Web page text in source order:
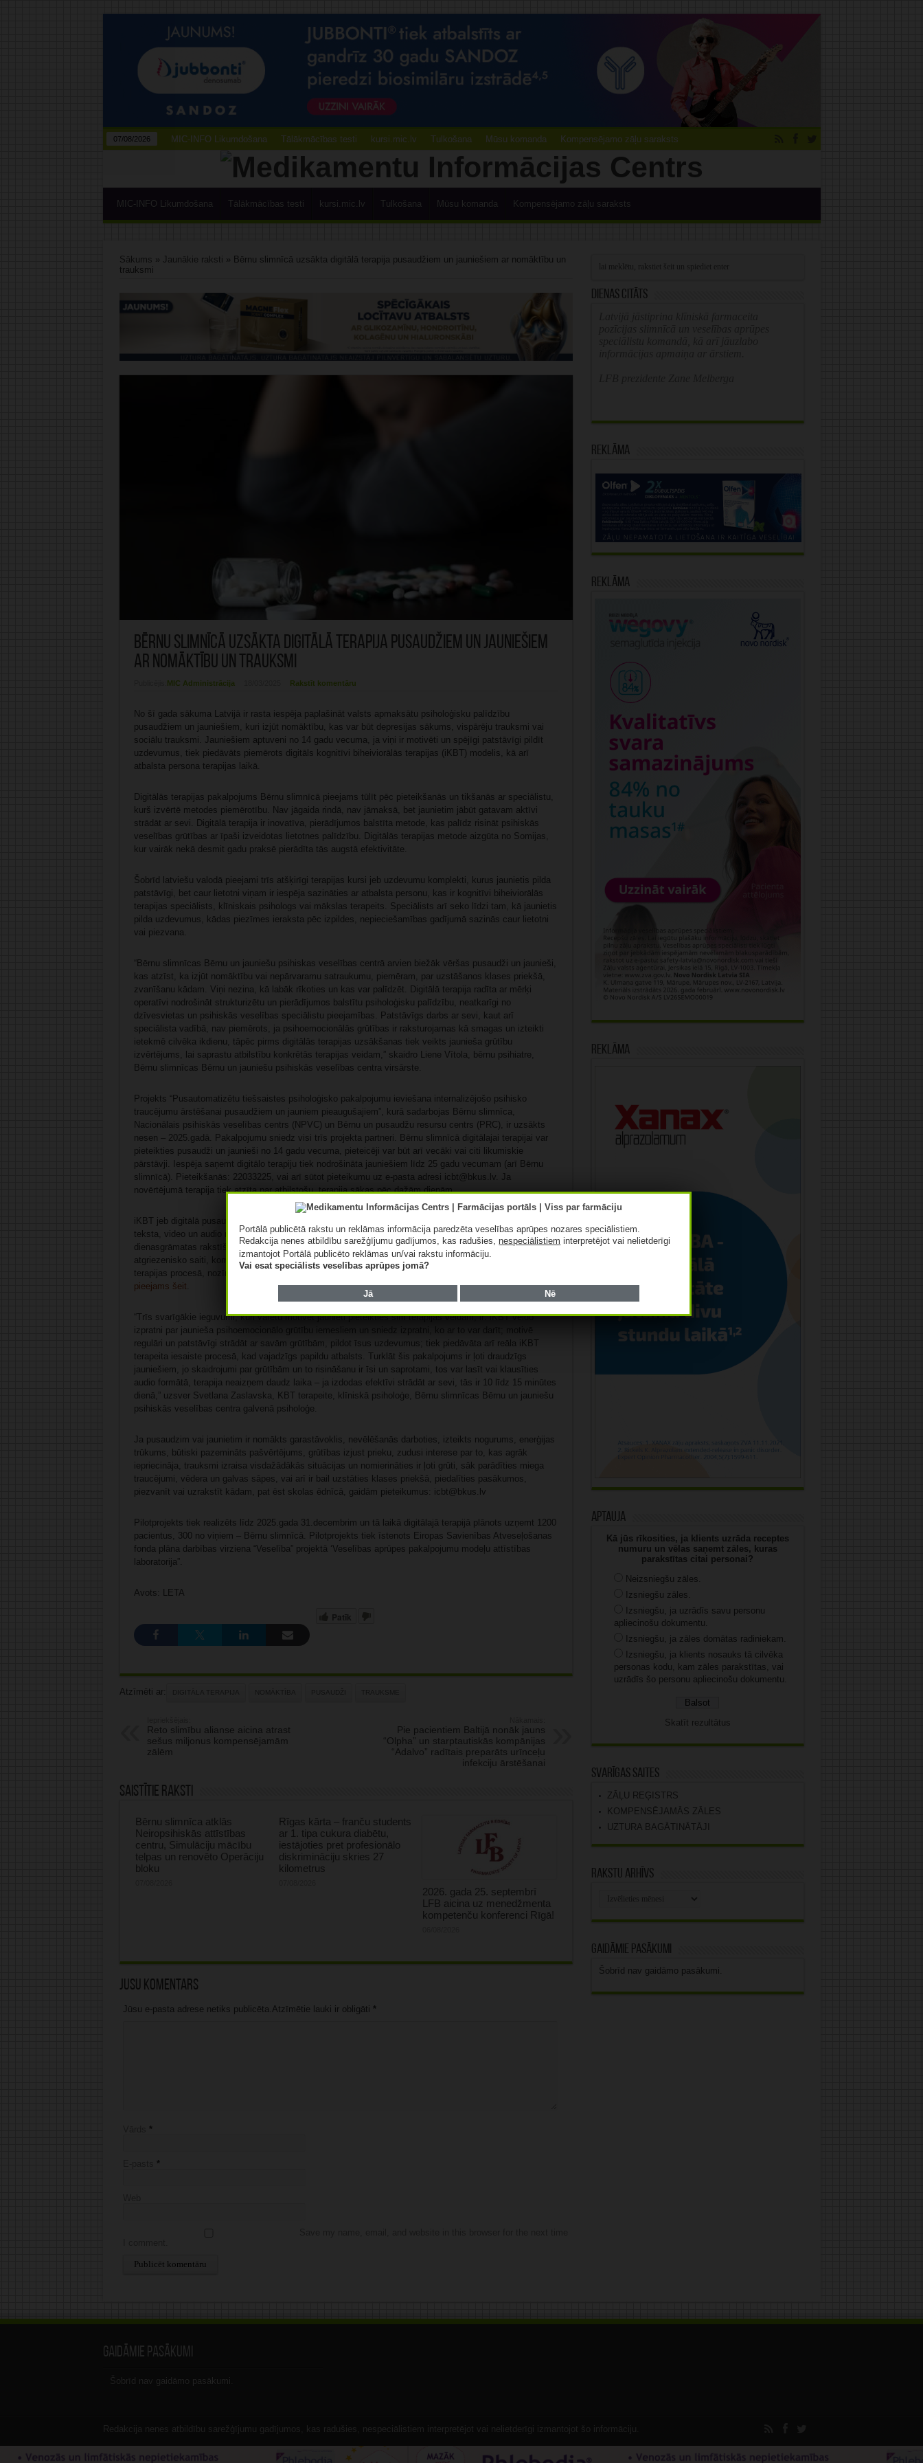
07/08/2026 MIC-INFO Likumdošana Tālākmācības testi kursi.mic.lv Tulkošana Mūsu komanda Kompensējamo zāļu saraksts
MIC-INFO Likumdošana Tālākmācības testi kursi.mic.lv Tulkošana Mūsu komanda Kompensējamo zāļu saraksts
Sākums » Jaunākie raksti » Bērnu slimnīcā uzsākta digitālā terapija pusaudžiem un jauniešiem ar nomāktību un
trauksmi
Bērnu slimnīcā uzsākta digitālā terapija pusaudžiem un jauniešiem
ar nomāktību un trauksmi
MIC Administrācija Rakstīt komentāru
No šī gada sākuma Latvijā ir rasta iespēja paplašināt valsts apmaksātu psiholoģisku palīdzību
pusaudžiem un jauniešiem, kuri izjūt nomāktību, kas var būt depresijas sākums, vispārēju trauksmi vai
sociālu trauksmi. Jauniešiem aptuveni no 14 gadu vecuma, ja viņi ir motivēti un spējīgi patstāvīgi pildīt
uzdevumus, tiek piedāvāts piemērots digitāls kognitīvi biheiviorālās terapijas (iKBT) modelis, kā arī
atbalsta persona terapijas laikā.
Digitālās terapijas pakalpojums Bērnu slimnīcā pieejams tūlīt pēc pieteikšanās un tikšanās ar speciālistu,
kurš izvērtē metodes piemērotību. Nav jāgaida rindā, nav jāmaksā, bet jaunietim jābūt gatavam aktīvi
strādāt ar sevi. Digitālā terapija ir inovatīva, pierādījumos balstīta metode, kas palīdz risināt psihiskās
veselības grūtības ar īpaši izveidotas lietotnes palīdzību. Digitālās terapijas metode aizgūta no Somijas,
kur vairāk nekā desmit gadu praksē pierādīta tās augstā efektivitāte.
Šobrīd latviešu valodā pieejami trīs atšķirīgi terapijas kursi jeb uzdevumu komplekti, kurus jaunietis pilda
patstāvīgi, bet caur lietotni viņam ir iespēja sazināties ar atbalsta personu, kas ir kognitīvi biheiviorālās
terapijas speciālists, klīniskais psihologs vai mākslas terapeits. Speciālists arī seko līdzi tam, kā jaunietis
pilda uzdevumus, kādas piezīmes ieraksta pēc izpildes, nepieciešamības gadījumā sazinās caur lietotni
vai piezvana.
“Bērnu slimnīcas Bērnu un jauniešu psihiskas veselības centrā arvien biežāk vēršas pusaudži un jaunieši,
kas atzīst, ka izjūt nomāktību vai nepārvaramu satraukumu, piemēram, par uzstāšanos klases priekšā,
zvanīšanu kādam. Viņi nezina, kā labāk rīkoties un kas var palīdzēt. Digitālā terapija radīta ar mērķi
operatīvi nodrošināt strukturizētu un pierādījumos balstītu psiholoģisku palīdzību, neatkarīgi no
dzīvesvietas un psihiskās veselības speciālistu pieejamības. Patstāvīgs darbs ar sevi, kaut arī
speciālista vadībā, nav piemērots, ja psihoemocionālās grūtības ir raksturojamas kā smagas un izteikti
ietekmē cilvēka ikdienu, tāpēc pirms digitālās terapijas uzsākšanas tiek veikts jaunieša grūtību
izvērtējums, lai saprastu atbilstību konkrētās terapijas veidam,” skaidro Liene Vītola, bērnu psihiatre,
Bērnu slimnīcas Bērnu un jauniešu psihiskās veselības centra virsārste.
Projekts “Pusautomatizētu tiešsaistes psiholoģisko pakalpojumu ieviešana internalizējošo psihisko
traucējumu ārstēšanai pusaudžiem un jauniem pieaugušajiem”, kurā sadarbojas Bērnu slimnīca,
Nacionālais psihiskās veselības centrs (NPVC) un Bērnu un pusaudžu resursu centrs (PRC), ir uzsākts
nesen – 2025.gadā. Pakalpojumu sniedz visi trīs projekta partneri. Bērnu slimnīcā digitālajai terapijai var
pieteikties pusaudži un jaunieši no 14 gadu vecuma, pieteicēji var būt arī vecāki vai citi likumiskie
pārstāvji. Iespēja saņemt digitālo terapiju tiek nodrošināta jauniešiem līdz 25 gadu vecumam (arī Bērnu
slimnīcā). Pieteikšanās: 22033225, vai arī sūtot pieteikumu uz e-pasta adresi icbt@bkus.lv. Ja
novērtējumā terapija tiek atzīta par atbilstošu, terapija sākas pēc dažām dienām.
iKBT jeb digitālā pusautomatizētā terapija parasti ilgst divus līdz piecus mēnešus, kad tiek piedāvāti
teksta, video un audio materiāli, pēc kuru apgūšanas seko ikdienas vingrinājumi, piemēram, digitālās
dienasgrāmatas rakstīšana, relaksācijas tehniku praktizēšana. Terapijas laikā terapeits sniedz
atgriezenisko saiti, komentē uzdevumus un atbild uz jautājumiem. Lai veicinātu jaunieti iesaistīties
terapijas procesā, nozīmīga loma ir vecāku atbalstam.
Vecāku ceļvedis digitālajā terapijā pusaudžiem
pieejams šeit.
“Trīs svarīgākie ieguvumi, kuri varētu motivēt jaunieti pieteikties šim terapijas veidam, ir: iKBT veido
izpratni par jaunieša psihoemocionālo grūtību iemesliem un sniedz izpratni, ko ar to var darīt; motivē
regulāri un patstāvīgi strādāt ar savām grūtībām, pildot īsus uzdevumus; tiek piedāvāta arī reāla iKBT
terapeita iesaiste procesā, kad vajadzīgs papildu atbalsts. Turklāt šis pakalpojums ir ļoti draudzīgs
jauniešiem, jo skaidrojumi par grūtībām un to risināšanu ir īsi un saprotami, tos var lasīt vai klausīties
audio formātā, terapija neaizņem daudz laika – ja izdodas efektīvi strādāt ar sevi, tās ir 10 līdz 15 minūtes
dienā,” uzsver Svetlana Zaslavska, KBT terapeite, klīniskā psiholoģe, Bērnu slimnīcas Bērnu un jauniešu
psihiskās veselības centra galvenā psiholoģe.
Ja pusaudzim vai jaunietim ir nomākts garastāvoklis, nevēlēšanās darboties, izteikts nogurums, enerģijas
trūkums, būtiski pazemināts pašvērtējums, grūtības izjust prieku, zudusi interese par to, kas agrāk
iepriecināja, trauksmi izraisa visdažādākās situācijas un nomierināties ir ļoti grūti, sāk parādīties miega
traucējumi, vēdera un galvas sāpes, vai arī ir bail uzstāties klases priekšā, piedalīties pasākumos,
piezvanīt vai uzrakstīt kādam, pat ēst skolas ēdnīcā, gaidām pieteikumus: icbt@bkus.lv
Pilotprojekts tiek realizēts līdz 2025.gada 31.decembrim un tā laikā digitālajā terapijā plānots uzņemt 1200
pacientus, 300 no viņiem – Bērnu slimnīcā. Pilotprojekts tiek īstenots Eiropas Savienības Atveseļošanas
fonda plāna darbības virziena “Veselība” projektā ‘Veselības aprūpes pakalpojumu modeļu attīstības
laboratorija”.
Avots: LETA
Patīk
Atzīmēti ar: DIGITĀLA TERAPIJA NOMĀKTĪBA PUSAUDŽI TRAUKSME
Reto slimību alianse aicina atrast
sešus miljonus kompensējamām
zālēm
Pie pacientiem Baltijā nonāk jauns
“Olpha” un starptautiskās kompānijas
“Adalvo” radītais preparāts urīnceļu
infekciju ārstēšanai
Saistītie raksti
Bērnu slimnīca atklās
Neiropsihiskās attīstības
centru, Simulāciju mācību
telpas un renovēto Operāciju
bloku
Rīgas kārta – franču students
ar 1. tipa cukura diabētu,
iestājoties pret profesionālo
diskrimināciju skries 27
kilometrus
2026. gada 25. septembrī
LFB aicina uz menedžmenta
kompetenču konferenci Rīgā!
Jūsu komentārs
Jūsu e-pasta adrese netiks publicēta.Atzīmētie lauki ir obligāti *
*
*
Dienas citāts
Reklāma
Reklāma
Reklāma
Aptauja
Kā jūs rīkosities, ja klients uzrāda receptes
numuru un vēlas saņemt zāles, kuras
parakstītas citai personai?
Neizsniegšu zāles.
Izsniegšu zāles.
Izsniegšu, ja uzrādīs savu personu
apliecinošu dokumentu.
Izsniegšu, ja zāles domātas radiniekam.
Izsniegšu, ja klients nosauks tā cilvēka
personas kodu, kam zāles parakstītas, vai
uzrādīs šo personu apliecinošu dokumentu.
Skatīt rezultātus
Svarīgas saites
ZĀĻU REĢISTRS
KOMPENSĒJAMĀS ZĀLES
UZTURA BAGĀTINĀTĀJI
Rakstu arhīvs
Gaidāmie pasākumi
Šobrīd nav gaidāmo pasākumi.
Gaidāmie pasākumi
Šobrīd nav gaidāmo pasākumi.
Redakcija nenes atbildību sarežģījumu gadījumos, kas radušies, nespeciālistiem interpretējot vai nelietderīgi izmantojot šo informāciju.
Portālā publicētā rakstu un reklāmas informācija paredzēta veselības aprūpes nozares speciālistiem.
Redakcija nenes atbildību sarežģījumu gadījumos, kas radušies,nespeciālistiem interpretējot vai nelietderīgi
izmantojot Portālā publicēto reklāmas un/vai rakstu informāciju.
Vai esat speciālists veselības aprūpes jomā?
Jā Nē